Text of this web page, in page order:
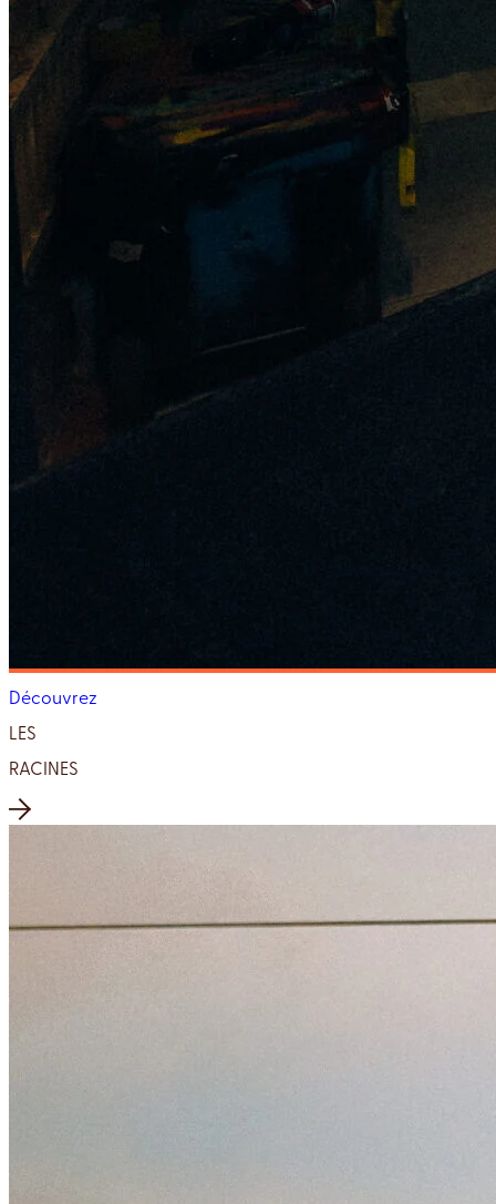
Découvrez
LES
RACINES